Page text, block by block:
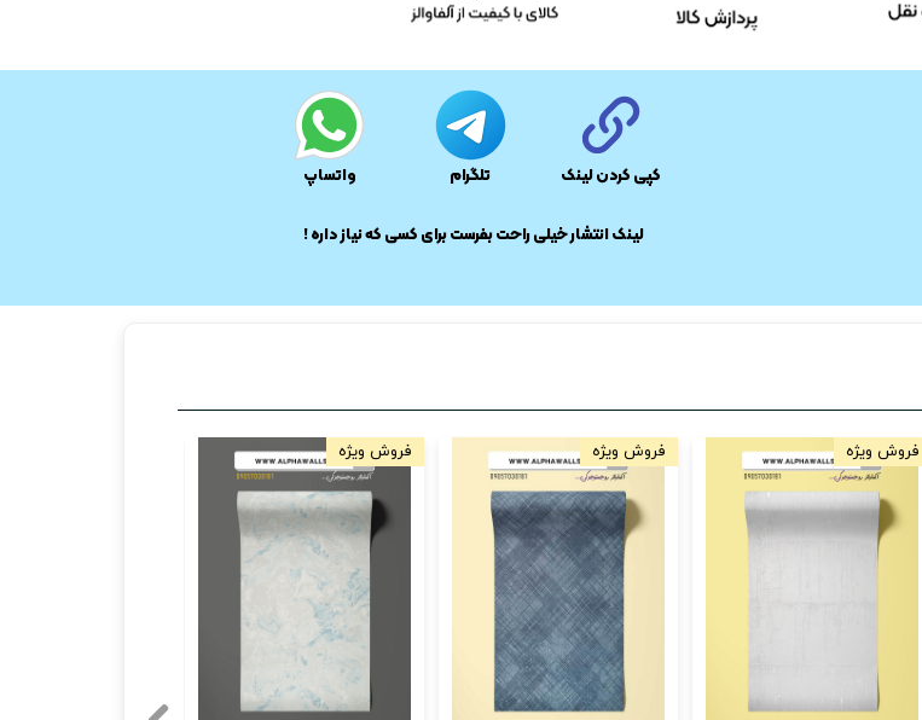
کپی کردن لینک تلگرام واتساپ
​لینک انتشار خیلی راحت بفرست برای کسی که نیاز داره !
فروش ویژه فروش ویژه فروش ویژه